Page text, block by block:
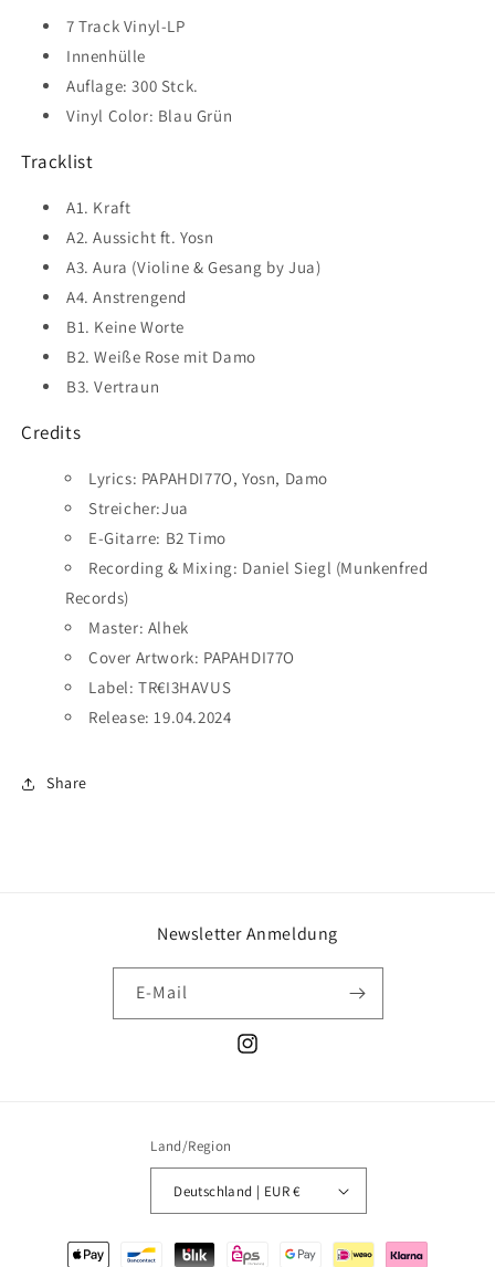
7 Track Vinyl-LP
Innenhülle
Auflage: 300 Stck.
Vinyl Color: Blau Grün
Tracklist
A1. Kraft
A2. Aussicht ft. Yosn
A3. Aura (Violine & Gesang by Jua)
A4. Anstrengend
B1. Keine Worte
B2. Weiße Rose mit Damo
B3. Vertraun
Credits
Lyrics: PAPAHDI77O, Yosn, Damo
Streicher:Jua
E-Gitarre: B2 Timo
Recording & Mixing: Daniel Siegl (Munkenfred
Records)
Master: Alhek
Cover Artwork: PAPAHDI77O
Label: TR€I3HAVUS
Release: 19.04.2024
Share
Newsletter Anmeldung
E-Mail
Instagram
Land/Region
Deutschland | EUR €
Zahlungsmethoden